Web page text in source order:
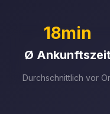
18min
Ø
Durchschnittlich vor